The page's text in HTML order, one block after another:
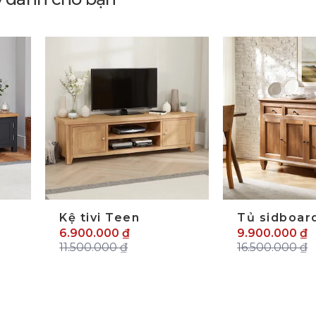
Kệ tivi Teen
6.900.000 ₫
11.500.000 ₫
Tủ
9.900.000 ₫
16.500.000 ₫